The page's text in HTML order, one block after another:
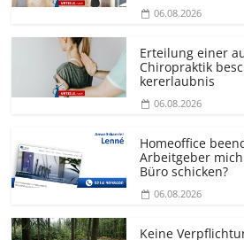
06.08.2026
Erteilung einer
Chiropraktik
kererlaubnis
06.08.2026
Homeoffice
Arbeitgeber
Büro schicken?
06.08.2026
Keine